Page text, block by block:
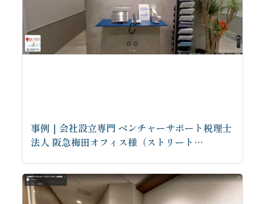
事例｜会社設立専門 ベンチャーサポート税理士
法人 阪急梅田オフィス様（ストリート…